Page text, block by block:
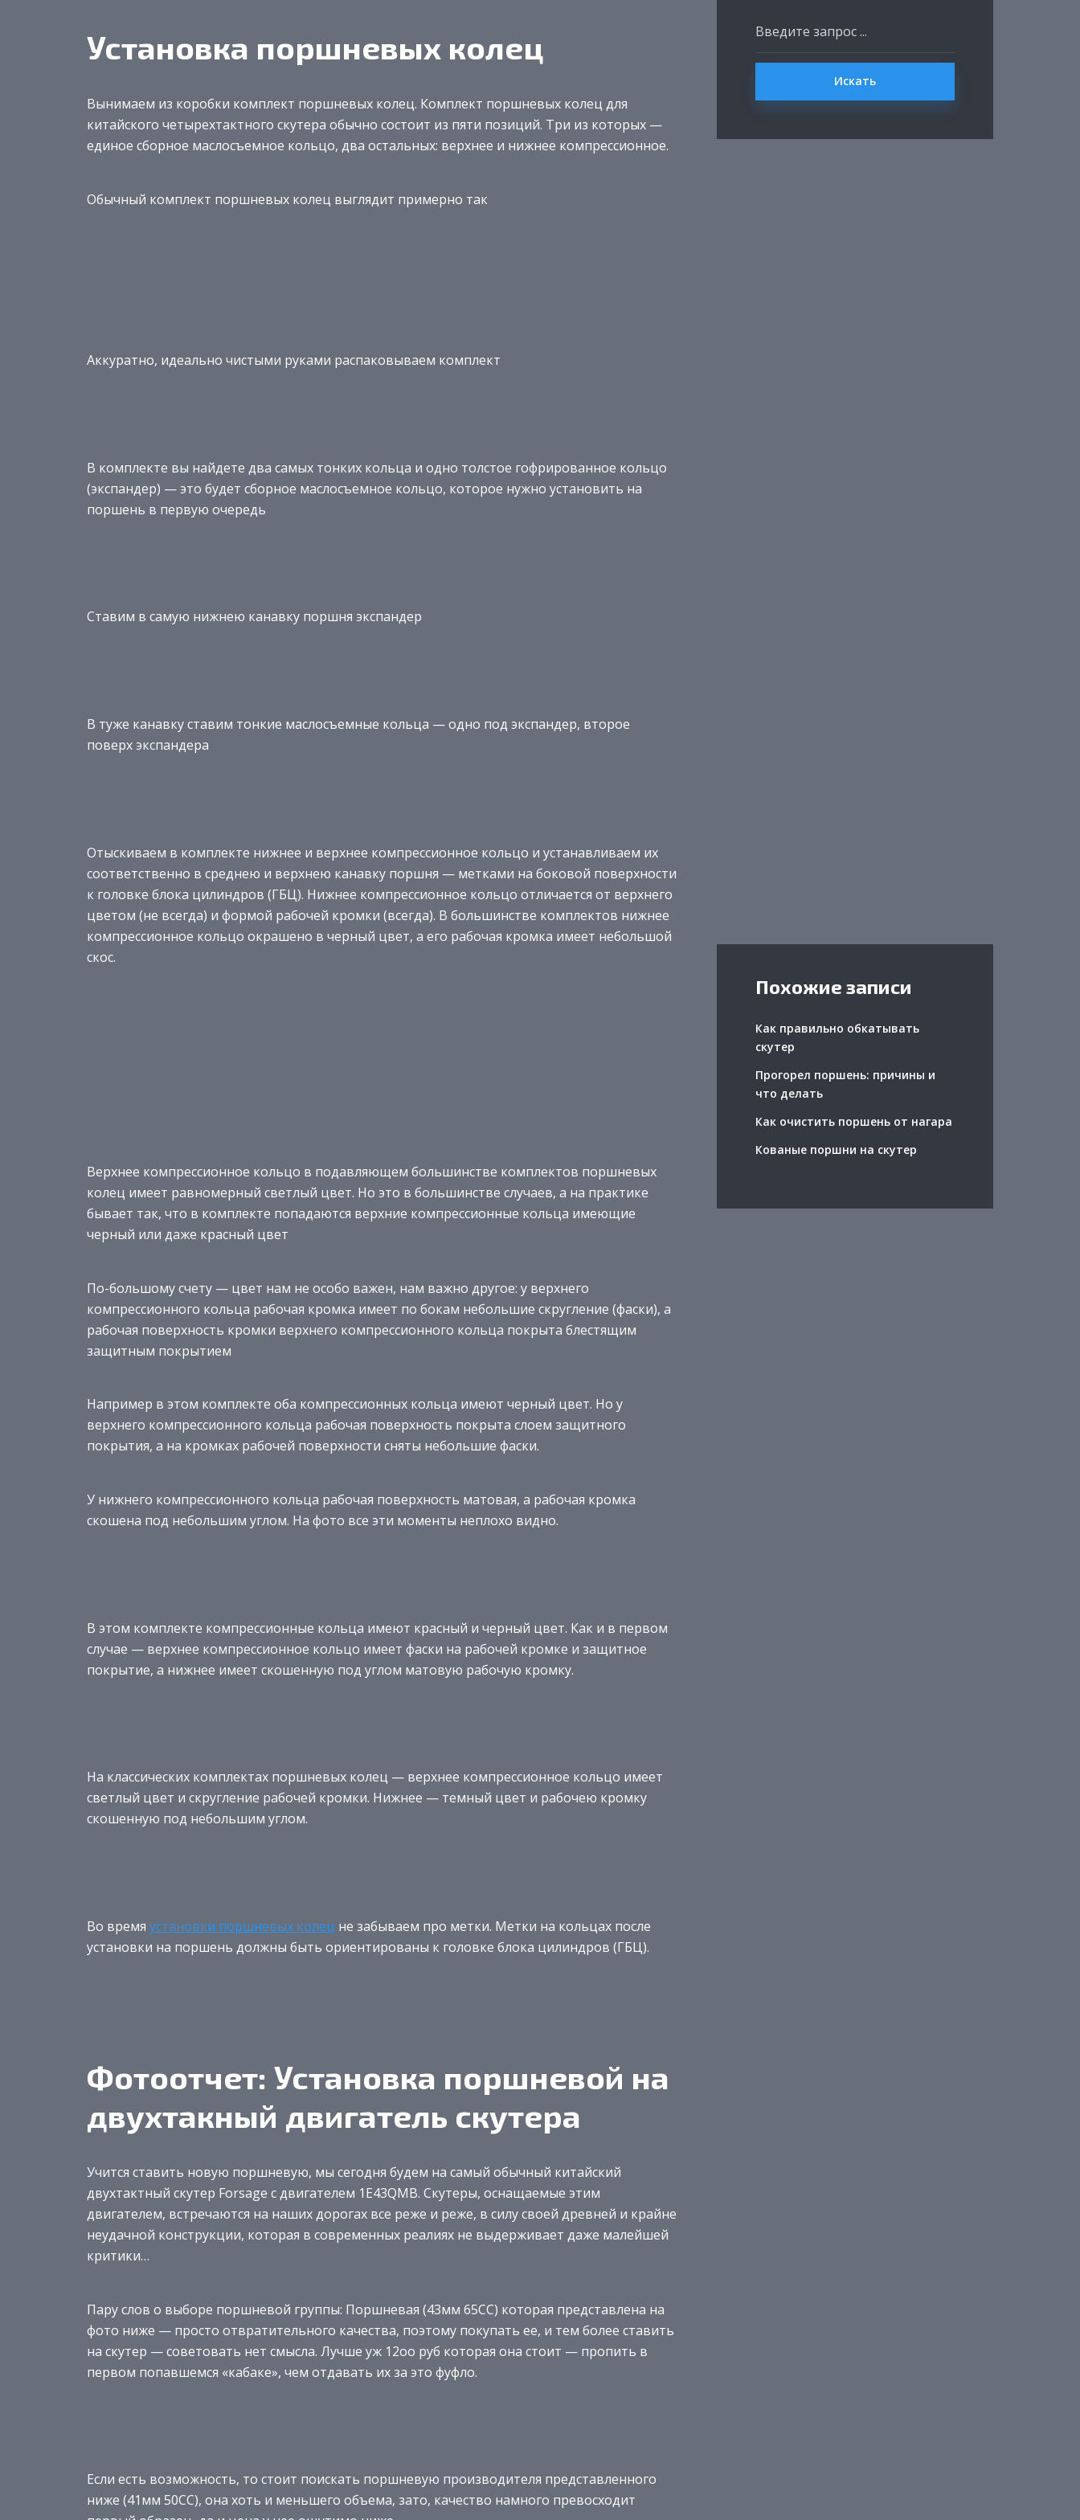
Установка поршневых колец
Вынимаем из коробки комплект поршневых колец. Комплект поршневых колец для
китайского четырехтактного скутера обычно состоит из пяти позиций. Три из которых —
единое сборное маслосъемное кольцо, два остальных: верхнее и нижнее компрессионное.
Обычный комплект поршневых колец выглядит примерно так
Аккуратно, идеально чистыми руками распаковываем комплект
В комплекте вы найдете два самых тонких кольца и одно толстое гофрированное кольцо
(экспандер) — это будет сборное маслосъемное кольцо, которое нужно установить на
поршень в первую очередь
Ставим в самую нижнею канавку поршня экспандер
В туже канавку ставим тонкие маслосъемные кольца — одно под экспандер, второе
поверх экспандера
Отыскиваем в комплекте нижнее и верхнее компрессионное кольцо и устанавливаем их
соответственно в среднею и верхнею канавку поршня — метками на боковой поверхности
к головке блока цилиндров (ГБЦ). Нижнее компрессионное кольцо отличается от верхнего
цветом (не всегда) и формой рабочей кромки (всегда). В большинстве комплектов нижнее
компрессионное кольцо окрашено в черный цвет, а его рабочая кромка имеет небольшой
скос.
Верхнее компрессионное кольцо в подавляющем большинстве комплектов поршневых
колец имеет равномерный светлый цвет. Но это в большинстве случаев, а на практике
бывает так, что в комплекте попадаются верхние компрессионные кольца имеющие
черный или даже красный цвет
По-большому счету — цвет нам не особо важен, нам важно другое: у верхнего
компрессионного кольца рабочая кромка имеет по бокам небольшие скругление (фаски), а
рабочая поверхность кромки верхнего компрессионного кольца покрыта блестящим
защитным покрытием
Например в этом комплекте оба компрессионных кольца имеют черный цвет. Но у
верхнего компрессионного кольца рабочая поверхность покрыта слоем защитного
покрытия, а на кромках рабочей поверхности сняты небольшие фаски.
У нижнего компрессионного кольца рабочая поверхность матовая, а рабочая кромка
скошена под небольшим углом. На фото все эти моменты неплохо видно.
В этом комплекте компрессионные кольца имеют красный и черный цвет. Как и в первом
случае — верхнее компрессионное кольцо имеет фаски на рабочей кромке и защитное
покрытие, а нижнее имеет скошенную под углом матовую рабочую кромку.
На классических комплектах поршневых колец — верхнее компрессионное кольцо имеет
светлый цвет и скругление рабочей кромки. Нижнее — темный цвет и рабочею кромку
скошенную под небольшим углом.
Во время установки поршневых колец не забываем про метки. Метки на кольцах после
установки на поршень должны быть ориентированы к головке блока цилиндров (ГБЦ).
Фотоотчет: Установка поршневой на
двухтакный двигатель скутера
Учится ставить новую поршневую, мы сегодня будем на самый обычный китайский
двухтактный скутер Forsage с двигателем 1E43QMB. Скутеры, оснащаемые этим
двигателем, встречаются на наших дорогах все реже и реже, в силу своей древней и крайне
неудачной конструкции, которая в современных реалиях не выдерживает даже малейшей
критики…
Пару слов о выборе поршневой группы: Поршневая (43мм 65CC) которая представлена на
фото ниже — просто отвратительного качества, поэтому покупать ее, и тем более ставить
на скутер — советовать нет смысла. Лучше уж 12оо руб которая она стоит — пропить в
первом попавшемся «кабаке», чем отдавать их за это фуфло.
Если есть возможность, то стоит поискать поршневую производителя представленного
ниже (41мм 50CC), она хоть и меньшего объема, зато, качество намного превосходит
Искать
Похожие записи
Как правильно обкатывать
скутер
Прогорел поршень: причины и
что делать
Как очистить поршень от нагара
Кованые поршни на скутер